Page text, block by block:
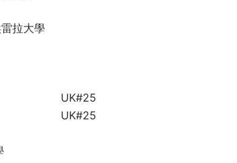
拉大學
UK#25
UK#25